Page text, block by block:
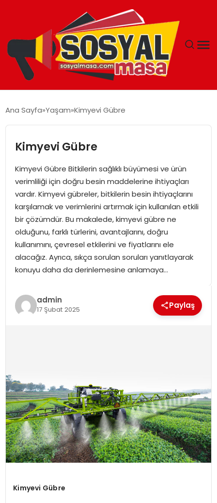
EKONOMI
GÜNCEL
TEKNOLOJI
EĞITIM
SPOR
GÜNDEM
Ana Sayfa Yaşam Kimyevi Gübre
Kimyevi Gübre
Kimyevi Gübre Bitkilerin sağlıklı büyümesi ve ürün
verimliliği için doğru besin maddelerine ihtiyaçları
vardır. Kimyevi gübreler, bitkilerin besin ihtiyaçlarını
karşılamak ve verimlerini artırmak için kullanılan etkili
bir çözümdür. Bu makalede, kimyevi gübre ne
olduğunu, farklı türlerini, avantajlarını, doğru
kullanımını, çevresel etkilerini ve fiyatlarını ele
alacağız. Ayrıca, sıkça sorulan soruları yanıtlayarak
konuyu daha da derinlemesine anlamaya…
admin
17 Şubat 2025 Paylaş
Kimyevi Gübre